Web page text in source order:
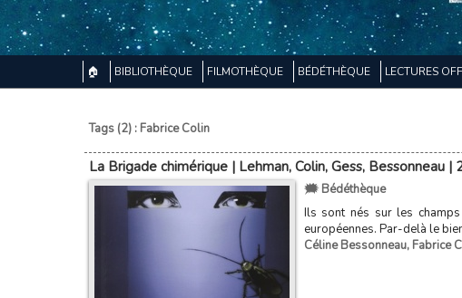
🏠 BIBLIOTHÈQUE FILMOTHÈQUE BÉDÉTHÈQUE LECTURES
Tags (2) : Fabrice Colin
La Brigade chimérique | Lehman, Colin, Gess, Bessonneau |
🗯️ Bédéthèque
Ils sont nés sur les
européennes. Par-delà le
Céline Bessonneau, Fabrice